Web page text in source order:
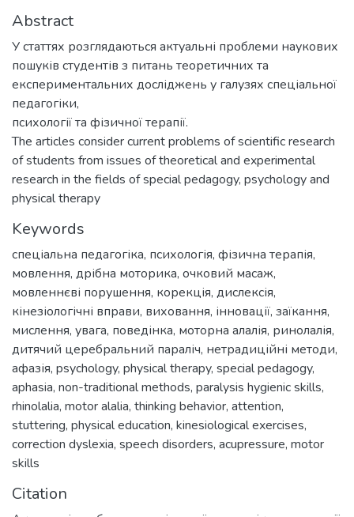
Abstract
У статтях розглядаються актуальні проблеми наукових
пошуків студентів з питань теоретичних та
експериментальних досліджень у галузях спеціальної
педагогіки,
психології та фізичної терапії.
The articles consider current problems of scientific research
of students from issues of theoretical and experimental
research in the fields of special pedagogy, psychology and
physical therapy
Keywords
спеціальна педагогіка, психологія, фізична терапія,
мовлення, дрібна моторика, очковий масаж,
мовленнєві порушення, корекція, дислексія,
кінезіологічні вправи, виховання, інновації, заїкання,
мислення, увага, поведінка, моторна алалія, ринолалія,
дитячий церебральний параліч, нетрадиційні методи,
афазія, psychology, physical therapy, special pedagogy,
aphasia, non-traditional methods, paralysis hygienic skills,
rhinolalia, motor alalia, thinking behavior, attention,
stuttering, physical education, kinesiological exercises,
correction dyslexia, speech disorders, acupressure, motor
skills
Citation